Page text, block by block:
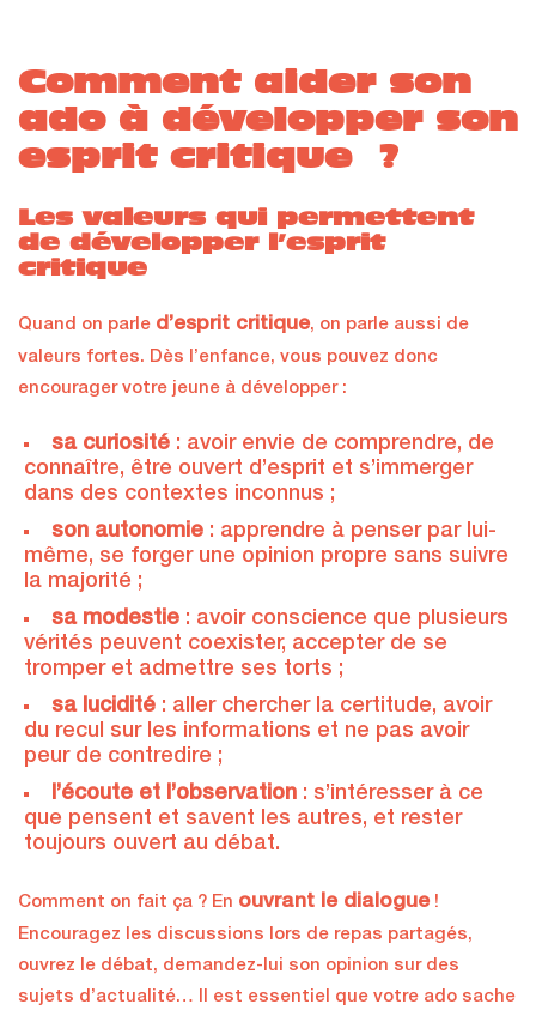
Comment aider son
ado à développer son
esprit critique ?
Les valeurs qui permettent
de développer l’esprit
critique
Quand on parle d’esprit critique, on parle aussi de
valeurs fortes. Dès l’enfance, vous pouvez donc
encourager votre jeune à développer :
sa curiosité : avoir envie de comprendre, de
connaître, être ouvert d’esprit et s’immerger
dans des contextes inconnus ;
son autonomie : apprendre à penser par lui-
même, se forger une opinion propre sans suivre
la majorité ;
sa modestie : avoir conscience que plusieurs
vérités peuvent coexister, accepter de se
tromper et admettre ses torts ;
sa lucidité : aller chercher la certitude, avoir
du recul sur les informations et ne pas avoir
peur de contredire ;
l’écoute et l’observation : s’intéresser à ce
que pensent et savent les autres, et rester
toujours ouvert au débat.
Comment on fait ça ? En ouvrant le dialogue !
Encouragez les discussions lors de repas partagés,
ouvrez le débat, demandez-lui son opinion sur des
sujets d’actualité… Il est essentiel que votre ado sache